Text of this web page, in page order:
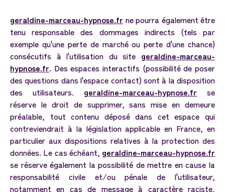
geraldine-marceau-hypnose.fr ne pourra également être
tenu responsable des dommages indirects (tels par
exemple qu'une perte de marché ou perte d'une chance)
consécutifs à l'utilisation du site geraldine-marceau-
hypnose.fr. Des espaces interactifs (possibilité de poser
des questions dans l'espace contact) sont à la disposition
des utilisateurs. geraldine-marceau-hypnose.fr se
réserve le droit de supprimer, sans mise en demeure
préalable, tout contenu déposé dans cet espace qui
contreviendrait à la législation applicable en France, en
particulier aux dispositions relatives à la protection des
données. Le cas échéant, geraldine-marceau-hypnose.fr
se réserve également la possibilité de mettre en cause la
responsabilité civile et/ou pénale de l'utilisateur,
notamment en cas de message à caractère raciste,